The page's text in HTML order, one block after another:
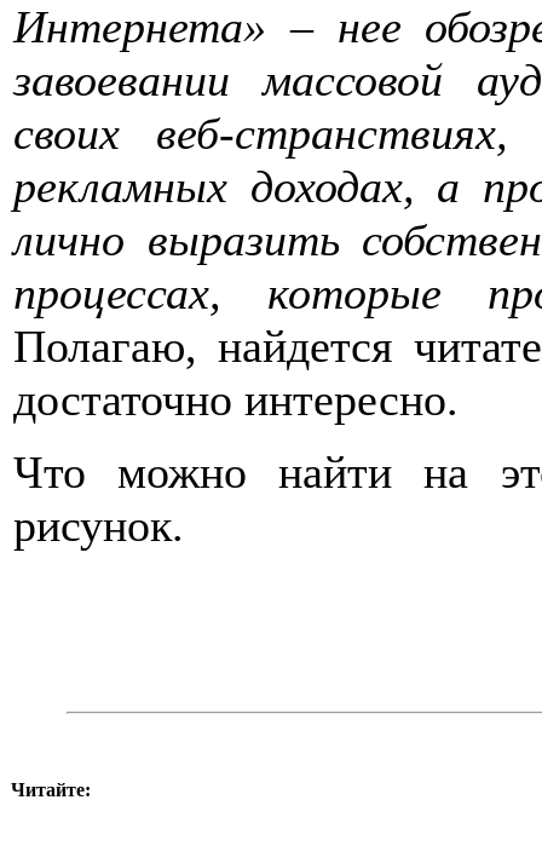
Интернета» – нее
завоевании массовой
своих веб-странствиях,
рекламных доходах, а
лично выразить
процессах, которые
Полагаю, найдется
достаточно интересно.
Что можно найти на
рисунок.
Читайте: